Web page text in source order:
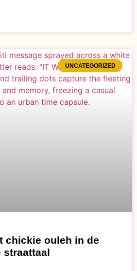
UNCATEGORIZED
chickie ouleh in de
straattaal